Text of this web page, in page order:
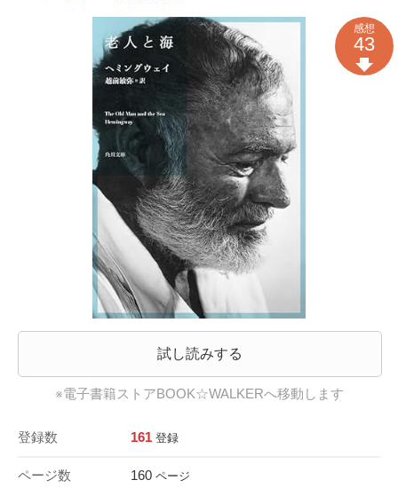
試し読みする
※電子書籍ストアBOOK☆WALKERへ移動します
登録数 161 登録
ページ数 160 ページ
感想
43